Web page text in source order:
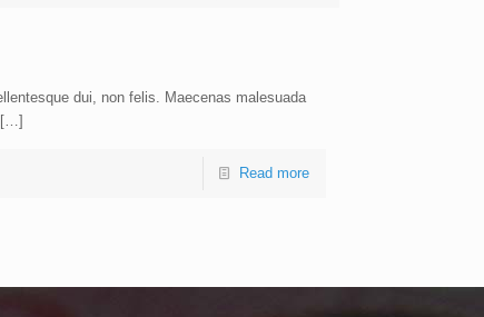
dui, non felis. Maecenas malesuada
[…]
Read more